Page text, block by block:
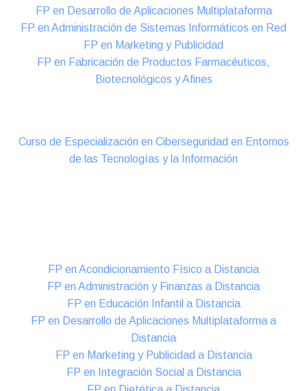
FP en Desarrollo de Aplicaciones Multiplataforma
FP en Administración de Sistemas Informáticos en Red
FP en Marketing y Publicidad
FP en Fabricación de Productos Farmacéuticos,
Biotecnológicos y Afines
Curso de Especialización en Ciberseguridad en Entornos
de las Tecnologías y la Información
FP en Acondicionamiento Físico a Distancia
FP en Administración y Finanzas a Distancia
FP en Educación Infantil a Distancia
FP en Desarrollo de Aplicaciones Multiplataforma a
Distancia
FP en Marketing y Publicidad a Distancia
FP en Integración Social a Distancia